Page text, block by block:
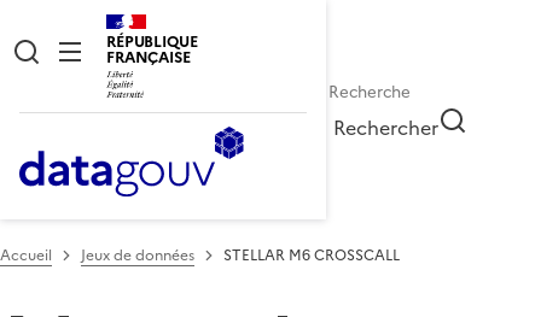
RÉPUBLIQUE
FRANÇAISE
Rechercher
Accueil Jeux de données STELLAR M6 CROSSCALL